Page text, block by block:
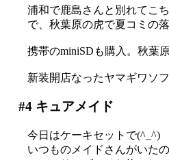
浦和で鹿島さんと別れてこ
で、秋葉原の虎で夏コミの
携帯のminiSDも購入。秋葉
新装開店なったヤマギワソ
#4キュアメイド
今日はケーキセットで(^_^)
いつものメイドさんがいた